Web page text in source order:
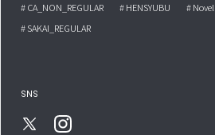
# CA_NON_REGULAR
# HENSYUBU
#
# SAKAI_REGULAR
SNS